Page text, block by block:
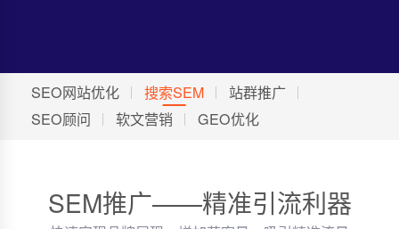
SEO网站优化 搜索SEM
站群推广
SEO顾问
软文营销 GEO优化
SEM推广——精准引流利器